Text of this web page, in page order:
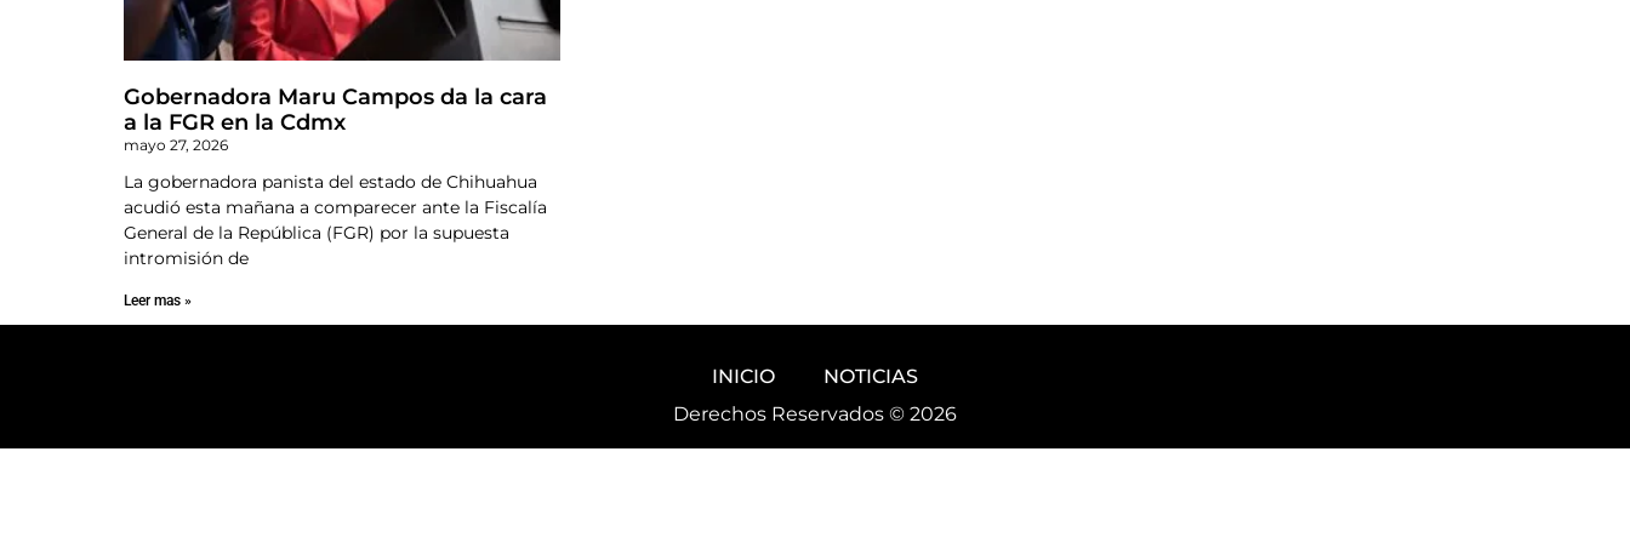
Gobernadora Maru Campos da la cara
a la FGR en la Cdmx
mayo 27, 2026
La gobernadora panista del estado de Chihuahua
acudió esta mañana a comparecer ante la Fiscalía
General de la República (FGR) por la supuesta
intromisión de
Leer mas »
INICIO
NOTICIAS
Derechos Reservados © 2026